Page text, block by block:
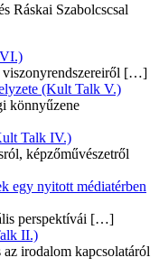
Ráskai Szabolcscsal
[…]
(Kult Talk V.)
könnyűzene
Talk IV.)
képzőművészetről
egy nyitott médiatérben
perspektívái […]
II.)
az irodalom kapcsolatáról